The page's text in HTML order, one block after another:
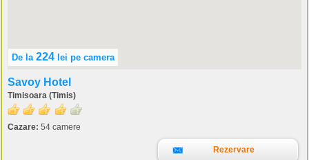
De la 224 lei pe camera
Savoy Hotel
Timisoara (Timis)
Cazare: 54 camere
Rezervare